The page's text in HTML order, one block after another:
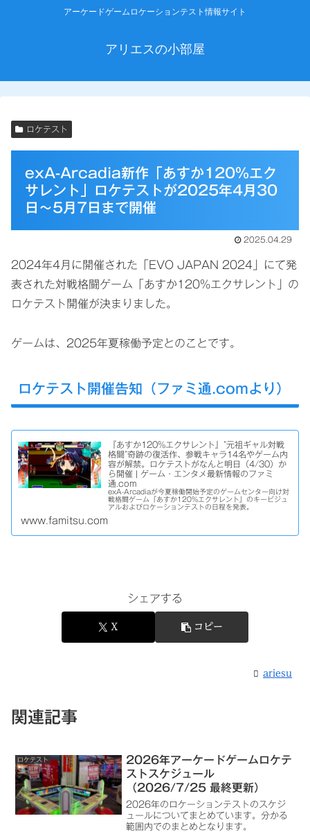
アーケードゲームロケーションテスト情報サイト
アリエスの小部屋
ロケテスト
exA-Arcadia新作「あすか120%エク
サレント」ロケテストが2025年4月30
日～5月7日まで開催
2025.04.29
2024年4月に開催された「EVO JAPAN 2024」にて発
表された対戦格闘ゲーム「あすか120%エクサレント」の
ロケテスト開催が決まりました。
ゲームは、2025年夏稼働予定とのことです。
ロケテスト開催告知（ファミ通.comより）
『あすか120%エクサレント』“元祖ギャル対戦
格闘”奇跡の復活作、参戦キャラ14名やゲーム内
容が解禁。ロケテストがなんと明日（4/30）か
ら開催 | ゲーム・エンタメ最新情報のファミ
通.com
exA-Arcadiaが今夏稼働開始予定のゲームセンター向け対
戦格闘ゲーム『あすか120%エクサレント』のキービジュ
アルおよびロケーションテストの日程を発表。
www.famitsu.com
シェアする
X コピー
ariesu
関連記事
ロケテスト
2026年アーケードゲームロケテ
ストスケジュール
（2026/7/25 最終更新）
2026年のロケーションテストのスケジ
ュールについてまとめています。分かる
範囲内でのまとめとなります。